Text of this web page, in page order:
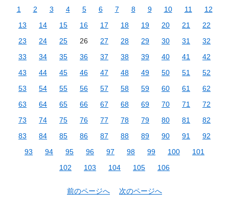
1 2 3 4 5 6 7 8 9 10 11
12
13
14 15 16 17 18 19 20 21
22
23
24 25 26 27 28 29 30 31
32
33
34 35 36 37 38 39 40 41
42
43
44 45 46 47 48 49 50 51
52
53
54 55 56 57 58 59 60 61
62
63
64 65 66 67 68 69 70 71
72
73
74 75 76 77 78 79 80 81
82
83
84 85 86 87 88 89 90 91
92
93
94 95 96 97 98 99 100
101
102
103 104 105 106
前のページへ 次のページへ